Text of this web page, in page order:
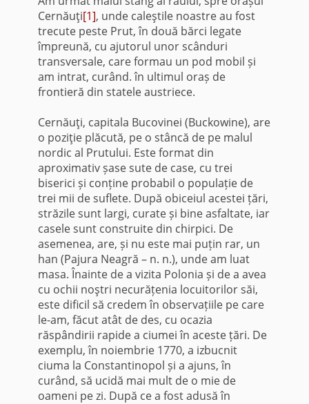
Cernăuţi[1], unde caleştile noastre au fost
trecute peste Prut, în două bărci legate
împreună, cu ajutorul unor scânduri
transversale, care formau un pod mobil și
am intrat, curând. în ultimul oraș de
frontieră din statele austriece.
Cernăuţi, capitala Bucovinei (Buckowine), are
o poziţie plăcută, pe o stâncă de pe malul
nordic al Prutului. Este format din
aproximativ șase sute de case, cu trei
biserici și conține probabil o populație de
trei mii de suflete. După obiceiul acestei țări,
străzile sunt largi, curate și bine asfaltate, iar
casele sunt construite din chirpici. De
asemenea, are, și nu este mai puțin rar, un
han (Pajura Neagră – n. n.), unde am luat
masa. Înainte de a vizita Polonia și de a avea
cu ochii noştri necurățenia locuitorilor săi,
este dificil să credem în observațiile pe care
le-am, făcut atât de des, cu ocazia
răspândirii rapide a ciumei în aceste țări. De
exemplu, în noiembrie 1770, a izbucnit
ciuma la Constantinopol și a ajuns, în
curând, să ucidă mai mult de o mie de
oameni pe zi. După ce a fost adusă în